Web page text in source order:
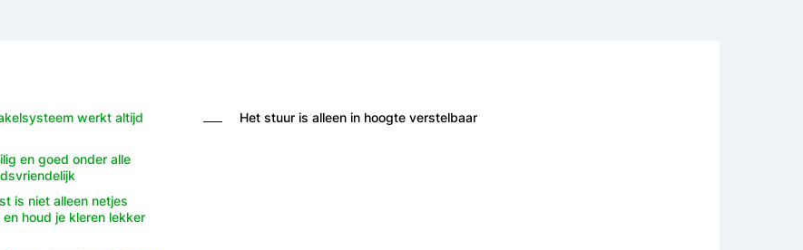
werkt altijd
en goed onder alle
is niet alleen netjes
houd je kleren lekker
Het stuur is alleen in hoogte verstelbaar